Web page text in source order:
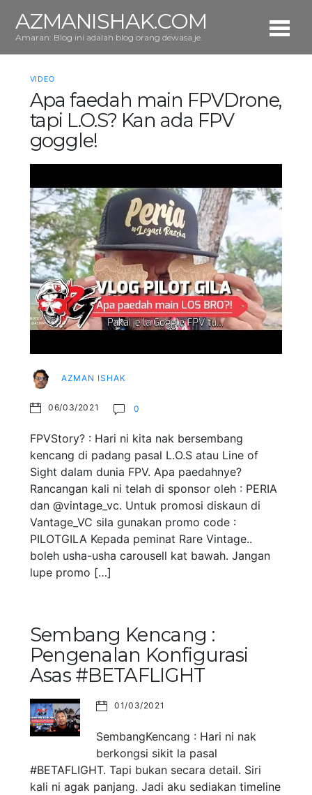
AZMANISHAK.COM
Amaran: Blog ini adalah blog orang dewasa je.
VIDEO
Apa faedah main FPVDrone,
tapi L.O.S? Kan ada FPV
goggle!
AZMAN ISHAK
06/03/2021 0
FPVStory? : Hari ni kita nak bersembang
kencang di padang pasal L.O.S atau Line of
Sight dalam dunia FPV. Apa paedahnye?
Rancangan kali ni telah di sponsor oleh : PERIA
dan @vintage_vc. Untuk promosi diskaun di
Vantage_VC sila gunakan promo code :
PILOTGILA Kepada peminat Rare Vintage..
boleh usha-usha carousell kat bawah. Jangan
lupe promo […]
Sembang Kencang :
Pengenalan Konfigurasi
Asas #BETAFLIGHT
01/03/2021
SembangKencang : Hari ni nak
berkongsi sikit la pasal
#BETAFLIGHT. Tapi bukan secara detail. Siri
kali ni agak panjang. Jadi aku sediakan timeline